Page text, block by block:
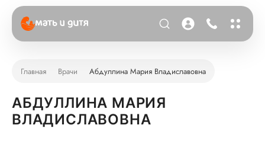
Главная Врачи Абдуллина Мария Владиславовна
АБДУЛЛИНА МАРИЯ
ВЛАДИСЛАВОВНА